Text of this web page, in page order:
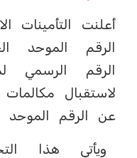
أعلنت التأمينات
الرقم الرسمي
لاستقبال مكالمات
عن الرقم الموحد السابق
ويأتي هذا